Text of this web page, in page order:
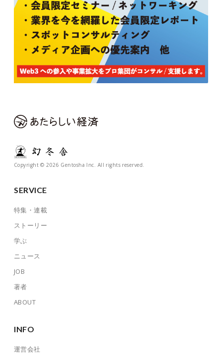
Copyright © 2026 Gentosha Inc. All rights reserved.
SERVICE
特集・連載
ストーリー
学ぶ
ニュース
JOB
著者
ABOUT
INFO
運営会社